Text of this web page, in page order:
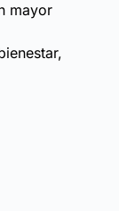
mayor